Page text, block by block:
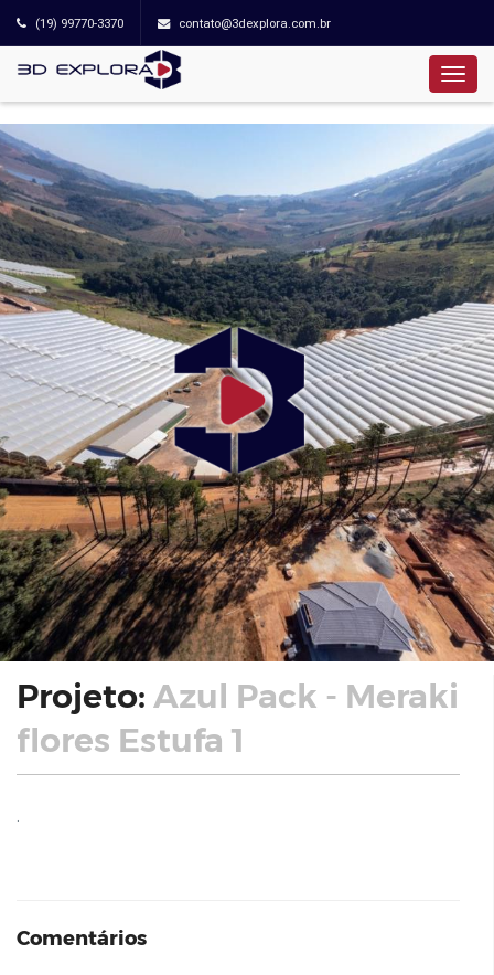
(19) 99770-3370 contato@3dexplora.com.br
Projeto: Azul Pack - Meraki
flores Estufa 1
Comentários